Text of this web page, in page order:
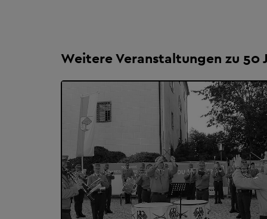
Weitere Veranstaltungen zu 50